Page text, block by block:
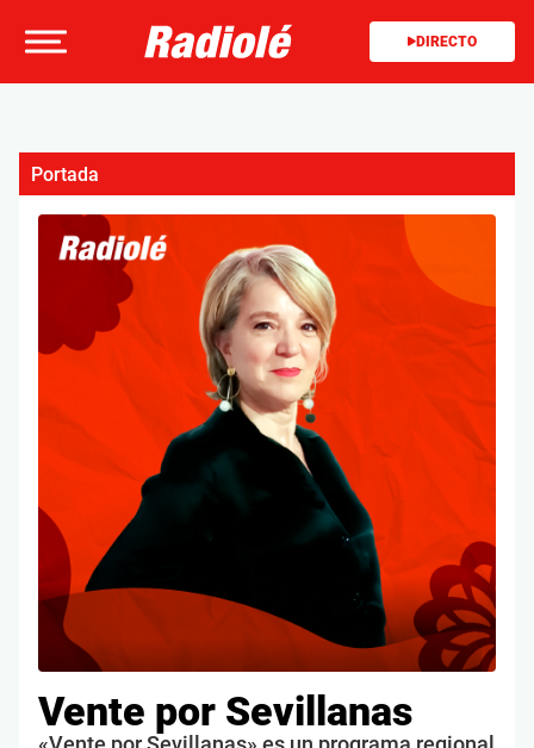
DIRECTO
Vente por Sevillanas
Portada